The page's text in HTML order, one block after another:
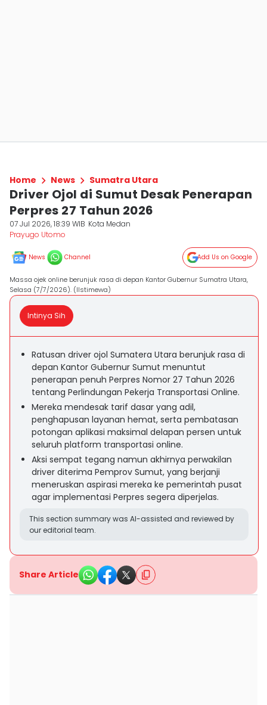
Home News Sumatra Utara
Driver Ojol di Sumut Desak Penerapan
Perpres 27 Tahun 2026
07 Jul 2026, 18:39 WIB Kota Medan
Prayugo Utomo
News Channel Add Us on Google
Massa ojek online berunjuk rasa di depan Kantor Gubernur Sumatra Utara,
Selasa (7/7/2026). (IIstimewa)
Intinya Sih
Ratusan driver ojol Sumatera Utara berunjuk rasa di
depan Kantor Gubernur Sumut menuntut
penerapan penuh Perpres Nomor 27 Tahun 2026
tentang Perlindungan Pekerja Transportasi Online.
Mereka mendesak tarif dasar yang adil,
penghapusan layanan hemat, serta pembatasan
potongan aplikasi maksimal delapan persen untuk
seluruh platform transportasi online.
Aksi sempat tegang namun akhirnya perwakilan
driver diterima Pemprov Sumut, yang berjanji
meneruskan aspirasi mereka ke pemerintah pusat
agar implementasi Perpres segera diperjelas.
This section summary was AI-assisted and reviewed by
our editorial team.
Share Article